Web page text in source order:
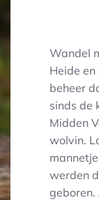
Wandel
Heide
beheer
sinds de
Midden
wolvin.
werden
geboren.